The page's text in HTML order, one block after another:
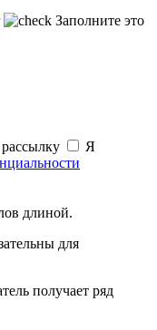
Заполните это
Я
длиной.
для
получает ряд